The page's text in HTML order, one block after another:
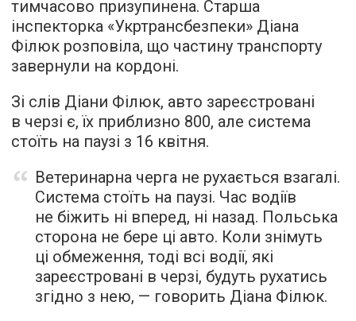
тимчасово призупинена. Старша
інспекторка «Укртрансбезпеки» Діана
Філюк розповіла, що частину транспорту
завернули на кордоні.
Зі слів Діани Філюк, авто зареєстровані
в черзі є, їх приблизно 800, але система
стоїть на паузі з 16 квітня.
Ветеринарна черга не рухається взагалі.
Система стоїть на паузі. Час водіїв
не біжить ні вперед, ні назад. Польська
сторона не бере ці авто. Коли знімуть
ці обмеження, тоді всі водії, які
зареєстровані в черзі, будуть рухатись
згідно з нею, — говорить Діана Філюк.